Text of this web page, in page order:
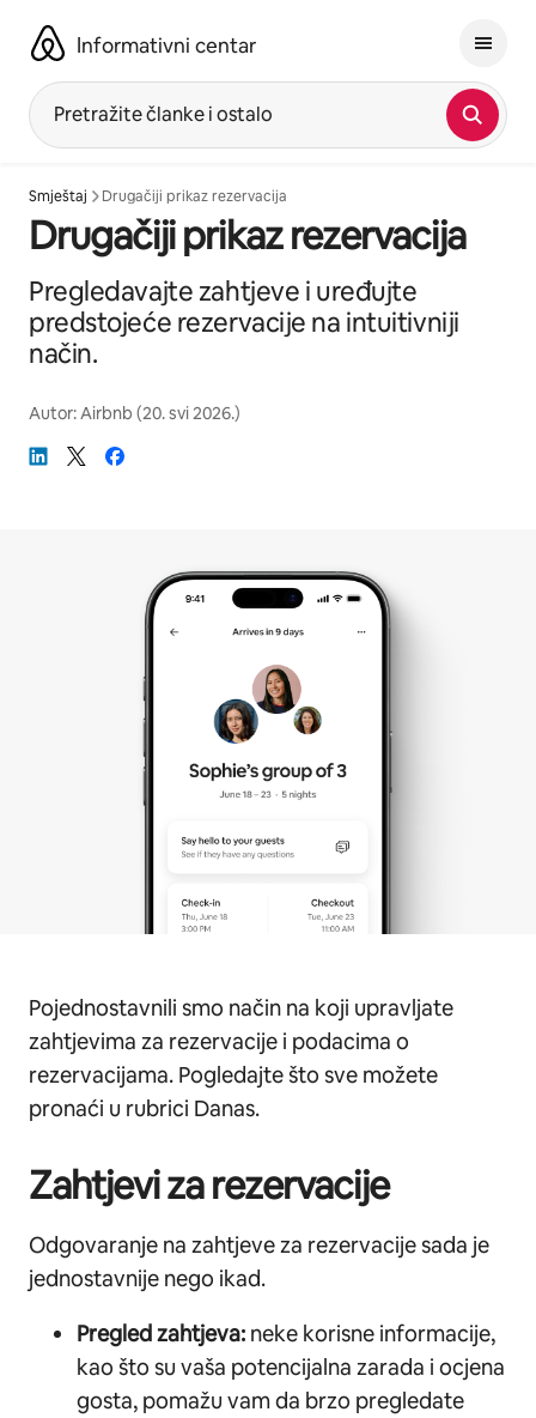
sadržaj
Informativni centar
Pretražite članke i ostalo
Smještaj Drugačiji prikaz rezervacija
Drugačiji prikaz rezervacija
Pregledavajte zahtjeve i uređujte
predstojeće rezervacije na intuitivniji
način.
Autor:Airbnb (20. svi 2026.)
Pojednostavnili smo način na koji upravljate
zahtjevima za rezervacije i podacima o
rezervacijama. Pogledajte što sve možete
pronaći u rubrici Danas.
Zahtjevi za rezervacije
Odgovaranje na zahtjeve za rezervacije sada je
jednostavnije nego ikad.
Pregled zahtjeva: neke korisne informacije,
kao što su vaša potencijalna zarada i ocjena
gosta, pomažu vam da brzo pregledate